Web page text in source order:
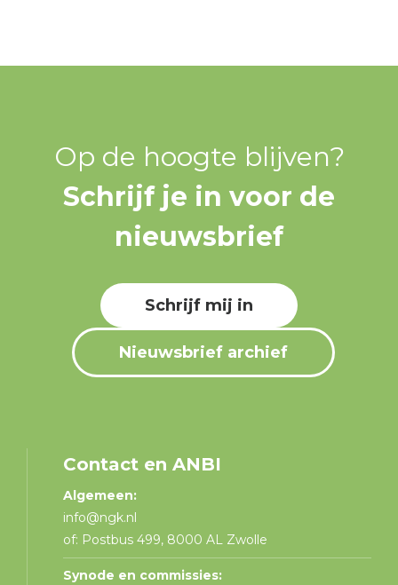
Op de hoogte blijven?
Schrijf je in voor de
nieuwsbrief
Schrijf mij in
Nieuwsbrief archief
Contact en ANBI
Algemeen:
info@ngk.nl
of: Postbus 499, 8000 AL Zwolle
Synode en commissies: